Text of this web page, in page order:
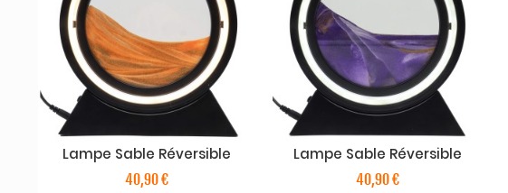
Lampe Sable Réversible
40,90 €
Lampe Sable Réversible
40,90 €